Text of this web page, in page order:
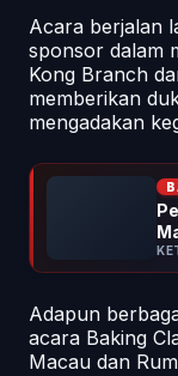
Acara berjalan
sponsor dalam
Kong Branch
memberikan
mengadakan
Adapun
acara Baking
Macau dan